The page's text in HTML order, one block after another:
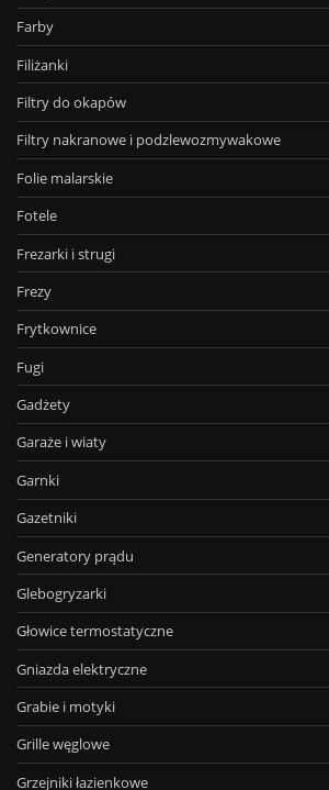
Farby
Filiżanki
Filtry do okapów
Filtry nakranowe i podzlewozmywakowe
Folie malarskie
Fotele
Frezarki i strugi
Frezy
Frytkownice
Fugi
Gadżety
Garaże i wiaty
Garnki
Gazetniki
Generatory prądu
Glebogryzarki
Głowice termostatyczne
Gniazda elektryczne
Grabie i motyki
Grille węglowe
Grzejniki łazienkowe